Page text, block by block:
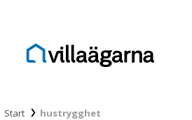
Start hustrygghet